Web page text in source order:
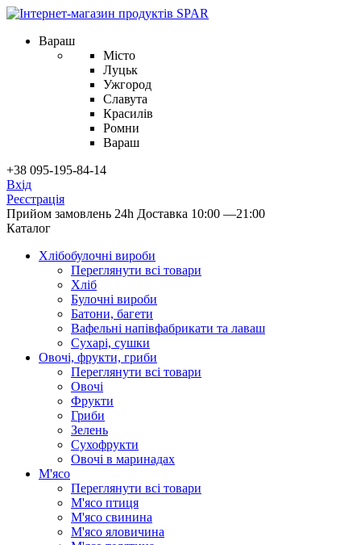
Вараш
Місто
Луцьк
Ужгород
Славута
Красилів
Ромни
Вараш
+38 095-195-84-14
Вхід
Реєстрація
Прийом замовлень 24h Доставка 10:00 —21:00
Каталог
Хлібобулочні вироби
Переглянути всі товари
Хліб
Булочні вироби
Батони, багети
Вафельні напівфабрикати та лаваш
Сухарі, сушки
Овочі, фрукти, гриби
Переглянути всі товари
Овочі
Фрукти
Гриби
Зелень
Сухофрукти
Овочі в маринадах
М'ясо
Переглянути всі товари
М'ясо птиця
М'ясо свинина
М'ясо яловичина